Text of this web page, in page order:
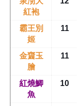
紅袍
霸王別
姬
11
金齏玉
膾
11
紅燒鯽
魚
10